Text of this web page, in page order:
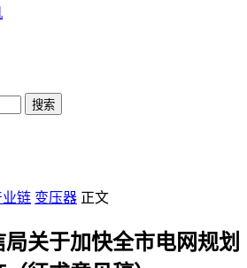
搜索
链 变压器 正文
关于加快全市电网规划